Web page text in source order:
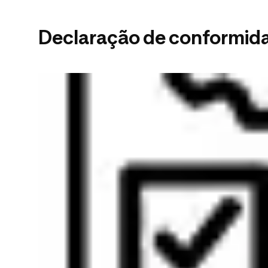
Declaração de